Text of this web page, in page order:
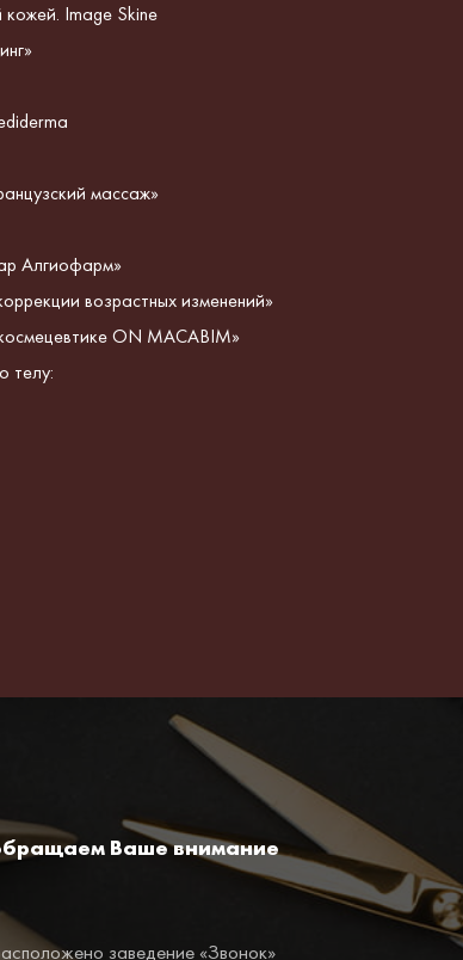
Image Skine
массаж»
Алгиофарм»
возрастных изменений»
ON MACABIM»
телу:
Ваше внимание
заведение «Звонок»